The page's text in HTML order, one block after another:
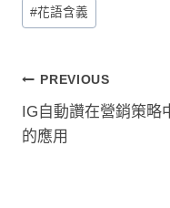
#花語含義
文
章
PREVIOUS
IG自動讚在營銷策略
的應用